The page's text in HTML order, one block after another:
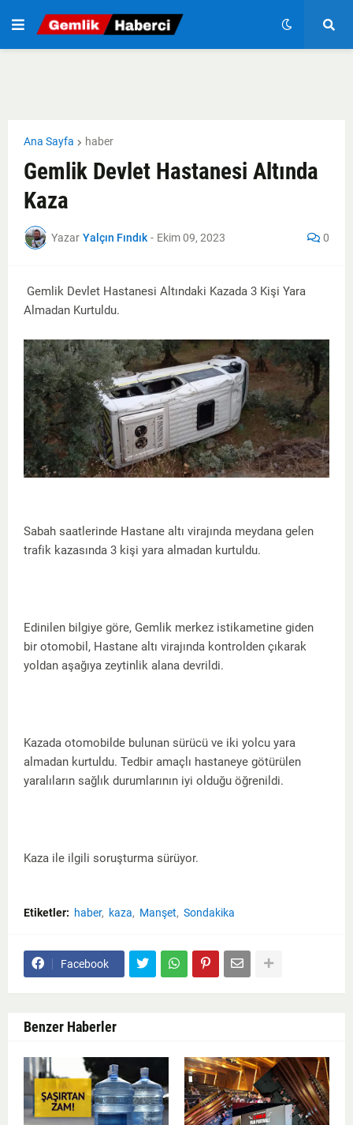
Ana Sayfa haber
Gemlik Devlet Hastanesi Altında
Kaza
Yazar Yalçın Fındık - Ekim 09, 2023 0
Gemlik Devlet Hastanesi Altındaki Kazada 3 Kişi Yara
Almadan Kurtuldu.
Sabah saatlerinde Hastane altı virajında meydana gelen
trafik kazasında 3 kişi yara almadan kurtuldu.
Edinilen bilgiye göre, Gemlik merkez istikametine giden
bir otomobil, Hastane altı virajında kontrolden çıkarak
yoldan aşağıya zeytinlik alana devrildi.
Kazada otomobilde bulunan sürücü ve iki yolcu yara
almadan kurtuldu. Tedbir amaçlı hastaneye götürülen
yaralıların sağlık durumlarının iyi olduğu öğrenildi.
Kaza ile ilgili soruşturma sürüyor.
Etiketler: haber kaza Manşet Sondakika
Facebook
Benzer Haberler